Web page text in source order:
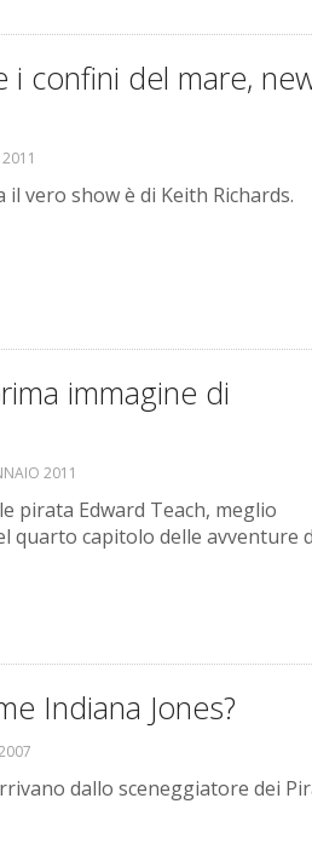
i confini del mare,
vero show è di Keith Richards.
immagine di
2011
pirata Edward Teach, meglio
quarto capitolo delle avventure
Indiana Jones?
dallo sceneggiatore dei